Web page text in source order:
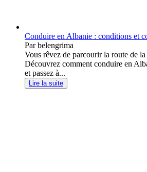
Conduire en Albanie : conditions et
Par belengrima
Vous rêvez de parcourir la route de
Découvrez comment conduire en
et passez à...
Lire la suite